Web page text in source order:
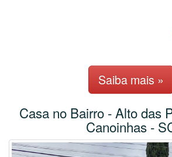
Saiba mais »
Casa no Bairro - Alto das
Canoinhas -